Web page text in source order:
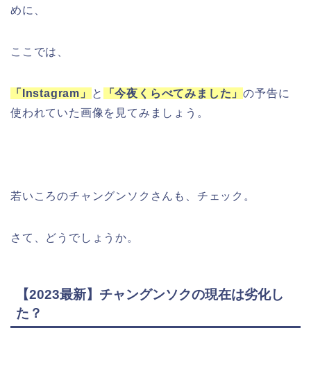
めに、
ここでは、
「Instagram」 と 「今夜くらべてみました」の予告に
使われていた画像を見てみましょう。
若いころのチャングンソクさんも、チェック。
さて、どうでしょうか。
【2023最新】チャングンソクの現在は劣化し
た？